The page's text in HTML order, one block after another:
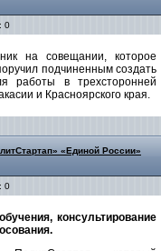
0
на совещании, которое
подчиненным создать
работы в трехсторонней
и Красноярского края.
«Единой России»
0
консультирование